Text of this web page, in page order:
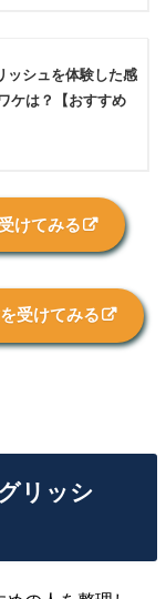
ッシュを体験した感
ケは？【おすすめ
けてみる
受けてみる
リッシ